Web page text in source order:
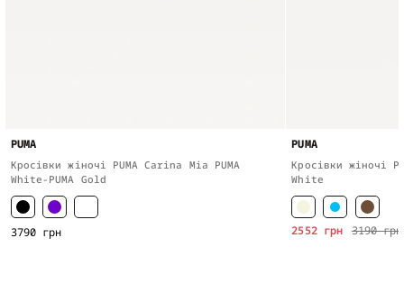
PUMA
Кросівки жіночі PUMA Carina Mia PUMA
White-PUMA Gold
3790 грн
PUMA
Кросівки жіночі
White
3190 грн
2552 грн